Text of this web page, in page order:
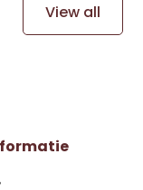
View all